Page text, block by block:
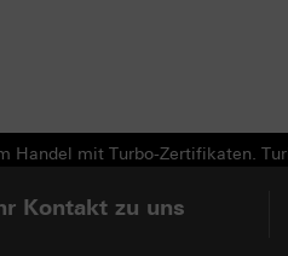
Handel mit Turbo-Zertifikaten.
Kontakt zu uns